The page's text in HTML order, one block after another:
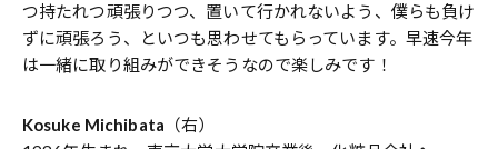
つ持たれつ頑張りつつ、置いて行かれないよう、僕らも負け
ずに頑張ろう、といつも思わせてもらっています。早速今年
は一緒に取り組みができそうなので楽しみです！
Kosuke Michibata （右）